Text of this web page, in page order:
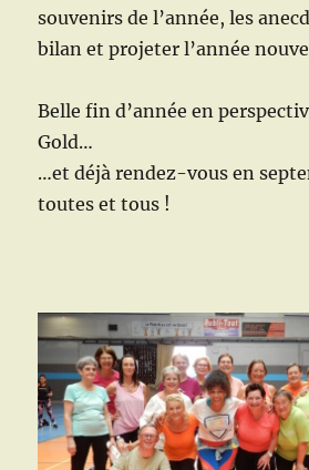
souvenirs de l’année, les
bilan et projeter l’année
Belle fin d’année en
Gold…
…et déjà rendez-vous en
toutes et tous !